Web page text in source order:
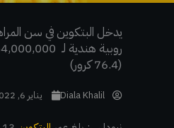
(76.4 كرور)
Diala Khalil يناير 6, 2022